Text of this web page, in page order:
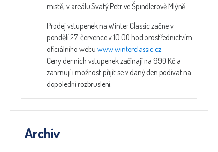
místě, v areálu Svatý Petr ve Špindlerově Mlýně.
Prodej vstupenek na Winter Classic začne v
pondělí 27. července v 10.00 hod prostřednictvím
oficiálního webu www.winterclassic.cz
Ceny denních vstupenek začínají na 990 Kč a
zahrnují i možnost přijít se v daný den podívat na
dopolední rozbruslení.
Archiv